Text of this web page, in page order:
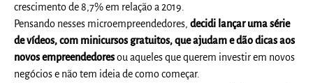
crescimento de 8,7% em relação a 2019.
Pensando nesses microempreendedores,decidi lançar uma série
de vídeos, com minicursos gratuitos, que ajudam e dão dicas aos
novos empreendedoresou aqueles que querem investir em novos
negócios e não tem ideia de como começar.